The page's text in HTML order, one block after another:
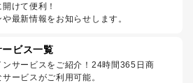
けて便利！
最新情報をお知らせします。
ビス一覧
ンサービスをご紹介！24時間365日商
ービスがご利用可能。